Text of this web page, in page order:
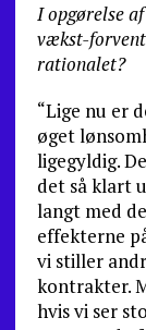
I opgørelse
vækst-
rationalet?
“Lige nu er
øget
ligegyldig.
det så klart
langt med
effekterne
vi stiller
kontrakter.
hvis vi ser